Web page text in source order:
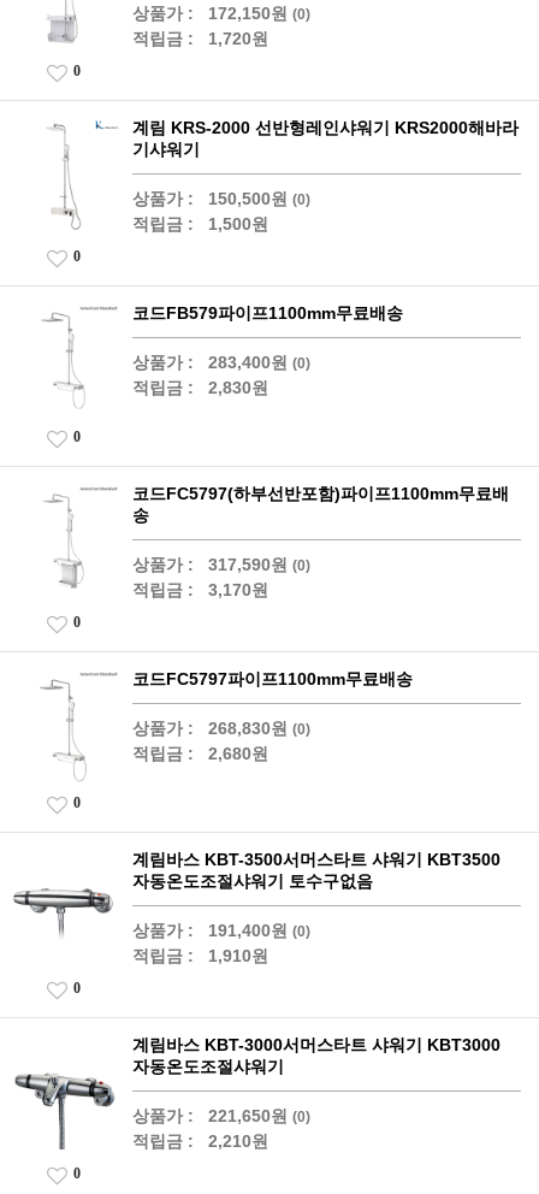
상품가 : 172,150원 (0)
적립금 : 1,720원
0
계림 KRS-2000 선반형레인샤워기 KRS2000해바라
기샤워기
상품가 : 150,500원 (0)
적립금 : 1,500원
0
코드FB579파이프1100mm무료배송
상품가 : 283,400원 (0)
적립금 : 2,830원
0
코드FC5797(하부선반포함)파이프1100mm무료배
송
상품가 : 317,590원 (0)
적립금 : 3,170원
0
코드FC5797파이프1100mm무료배송
상품가 : 268,830원 (0)
적립금 : 2,680원
0
계림바스 KBT-3500서머스타트 샤워기 KBT3500
자동온도조절샤워기 토수구없음
상품가 : 191,400원 (0)
적립금 : 1,910원
0
계림바스 KBT-3000서머스타트 샤워기 KBT3000
자동온도조절샤워기
상품가 : 221,650원 (0)
적립금 : 2,210원
0